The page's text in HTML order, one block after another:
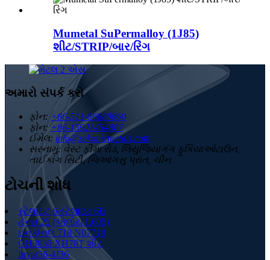
Mumetal SuPermalloy (1J85)
શીટ/STRIP/બાર/રિંગ
અમારો સંપર્ક કરો
ફોન: +86-511-86889860
ફોન: +86-15921454807
ઈમેલ: info@sekonicmetals.com
સરનામું: વેસ્ટ ફીમા રોડ, લિયુજિયાગંગ ફુકિયાઓટાઉન,
તાઈકાંગ સિટી, જિઆંગસુ પ્રાંત, ચીન
ટોચની શોધ
સ્ટેલાઇટ 6/સ્ટેલાઇટ 6B
હેન્સ 25 (એલોય L605)
ઇનકોનલ 718 N07718
GH3030 XH78T શીટ
Invar36-4J36